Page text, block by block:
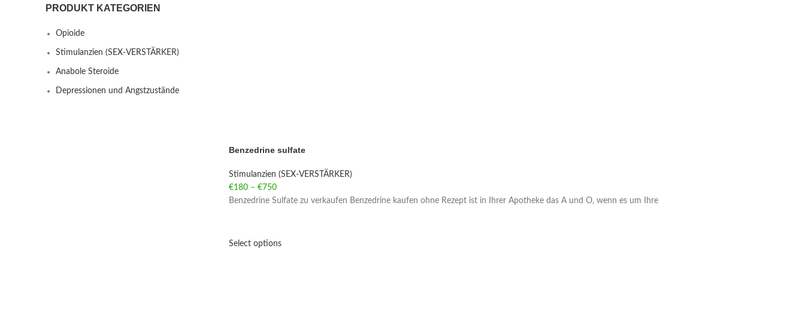
PRODUKT KATEGORIEN
Opioide
Stimulanzien (SEX-VERSTÄRKER)
Anabole Steroide
Depressionen und Angstzustände
Benzedrine sulfate
Stimulanzien (SEX-VERSTÄRKER)
€180 – €750Price range: €180 through €750
Benzedrine Sulfate zu verkaufen Benzedrine kaufen ohne Rezept ist in Ihrer Apotheke das A und O, wenn es um Ihre
Select options